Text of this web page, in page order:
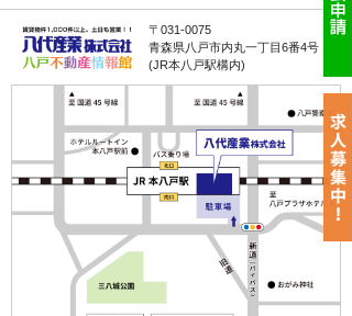
〒031-0075
青森県八戸市内丸一丁目6番4号
(JR本八戸駅構内)